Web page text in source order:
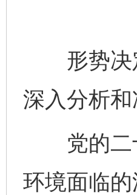
形势决定
深入分析
党的二十
环境面临